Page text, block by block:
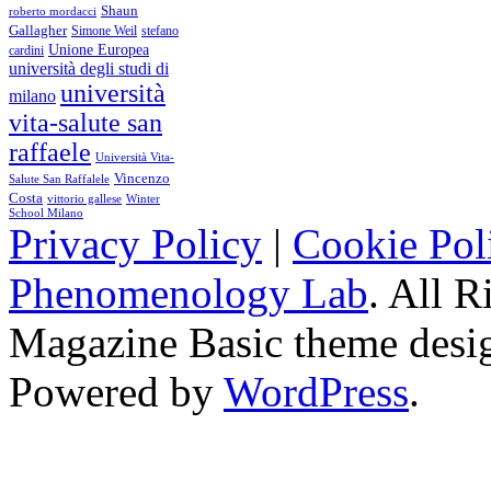
roberto mordacci Shaun
Gallagher Simone Weil stefano
cardini Unione Europea
università degli studi di
milano università
vita-salute san
raffaele Università Vita-
Salute San Raffalele Vincenzo
Costa vittorio gallese Winter
School Milano
Privacy Policy | Cookie
Phenomenology Lab. All
Magazine Basic theme
Powered by WordPress.